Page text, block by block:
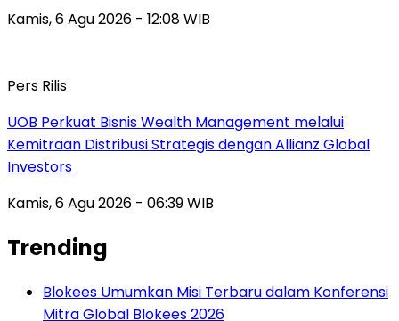
Kamis, 6 Agu 2026 - 12:08 WIB
Pers Rilis
UOB Perkuat Bisnis Wealth Management melalui
Kemitraan Distribusi Strategis dengan Allianz Global
Investors
Kamis, 6 Agu 2026 - 06:39 WIB
Trending
Blokees Umumkan Misi Terbaru dalam Konferensi
Mitra Global Blokees 2026